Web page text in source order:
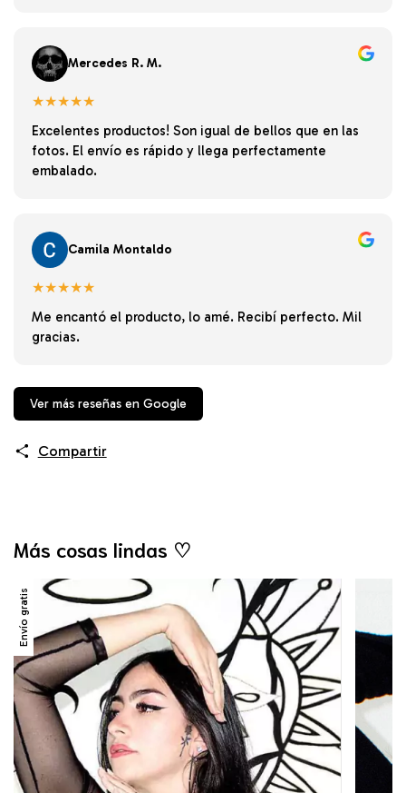
Mercedes R. M.
★★★★★
Excelentes productos! Son igual de bellos que en las
fotos. El envío es rápido y llega perfectamente
embalado.
Camila Montaldo
★★★★★
Me encantó el producto, lo amé. Recibí perfecto. Mil
gracias.
Ver más reseñas en Google
Compartir
Más cosas lindas ♡
Envío gratis